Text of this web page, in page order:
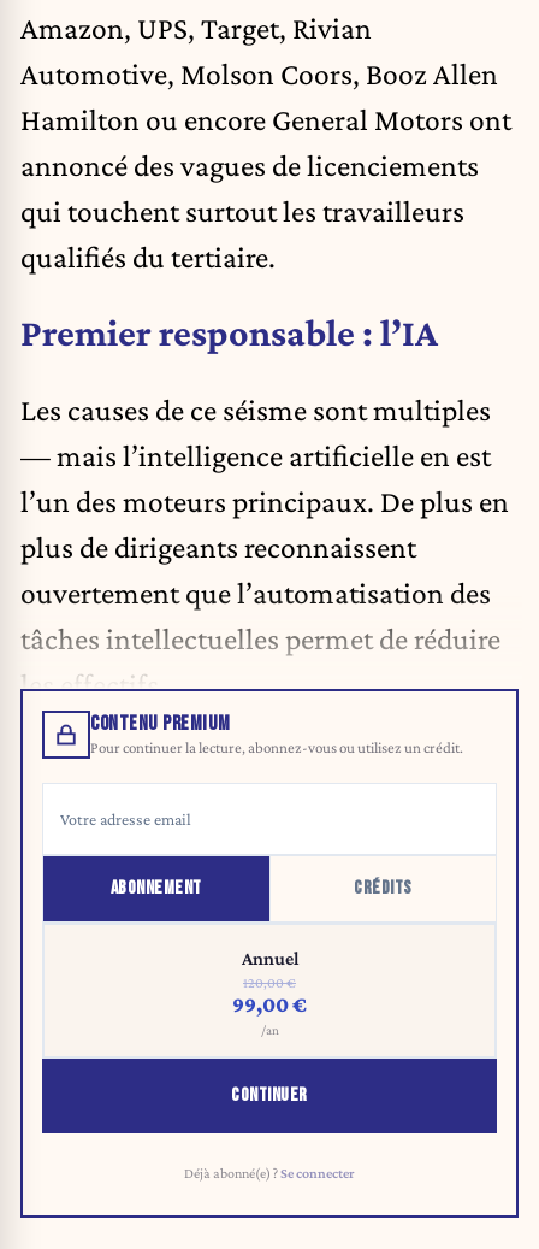
Amazon, UPS, Target, Rivian
Automotive, Molson Coors, Booz Allen
Hamilton ou encore General Motors ont
annoncé des vagues de licenciements
qui touchent surtout les travailleurs
qualifiés du tertiaire.
Premier responsable : l’IA
Les causes de ce séisme sont multiples
— mais l’intelligence artificielle en est
l’un des moteurs principaux. De plus en
plus de dirigeants reconnaissent
ouvertement que l’automatisation des
tâches intellectuelles permet de réduire
les effectifs.
CONTENU PREMIUM
Pour continuer la lecture, abonnez-vous ou utilisez un crédit.
ABONNEMENT CRÉDITS
Annuel
120,00 €
99,00 €
/an
CONTINUER
Déjà abonné(e) ?Se connecter